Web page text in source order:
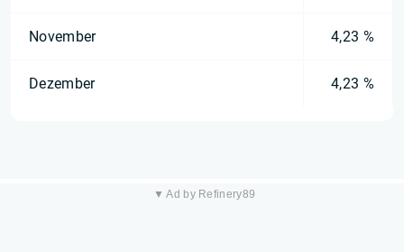
November 4,23 %
Dezember 4,23 %
▼ Ad by Refinery89